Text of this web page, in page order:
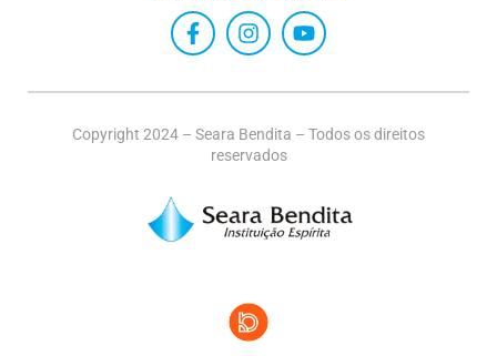
Copyright 2024 – Seara Bendita – Todos os direitos
reservados